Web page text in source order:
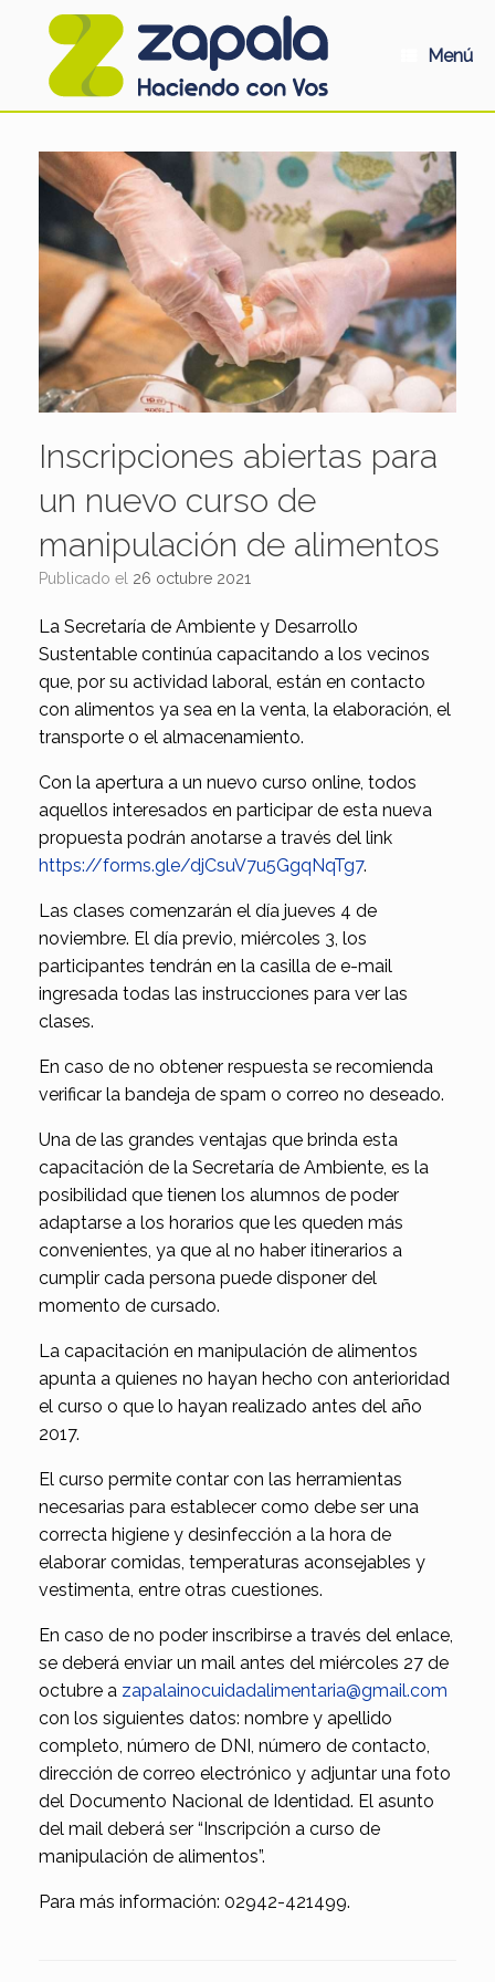
Menú
Inscripciones abiertas para
un nuevo curso de
manipulación de alimentos
Publicado el 26 octubre 2021
La Secretaría de Ambiente y Desarrollo
Sustentable continúa capacitando a los vecinos
que, por su actividad laboral, están en contacto
con alimentos ya sea en la venta, la elaboración, el
transporte o el almacenamiento.
Con la apertura a un nuevo curso online, todos
aquellos interesados en participar de esta nueva
propuesta podrán anotarse a través del link
https://forms.gle/djCsuV7u5GgqNqTg7.
Las clases comenzarán el día jueves 4 de
noviembre. El día previo, miércoles 3, los
participantes tendrán en la casilla de e-mail
ingresada todas las instrucciones para ver las
clases.
En caso de no obtener respuesta se recomienda
verificar la bandeja de spam o correo no deseado.
Una de las grandes ventajas que brinda esta
capacitación de la Secretaría de Ambiente, es la
posibilidad que tienen los alumnos de poder
adaptarse a los horarios que les queden más
convenientes, ya que al no haber itinerarios a
cumplir cada persona puede disponer del
momento de cursado.
La capacitación en manipulación de alimentos
apunta a quienes no hayan hecho con anterioridad
el curso o que lo hayan realizado antes del año
2017.
El curso permite contar con las herramientas
necesarias para establecer como debe ser una
correcta higiene y desinfección a la hora de
elaborar comidas, temperaturas aconsejables y
vestimenta, entre otras cuestiones.
En caso de no poder inscribirse a través del enlace,
se deberá enviar un mail antes del miércoles 27 de
octubre a zapalainocuidadalimentaria@gmail.com
con los siguientes datos: nombre y apellido
completo, número de DNI, número de contacto,
dirección de correo electrónico y adjuntar una foto
del Documento Nacional de Identidad. El asunto
del mail deberá ser “Inscripción a curso de
manipulación de alimentos”.
Para más información: 02942-421499.